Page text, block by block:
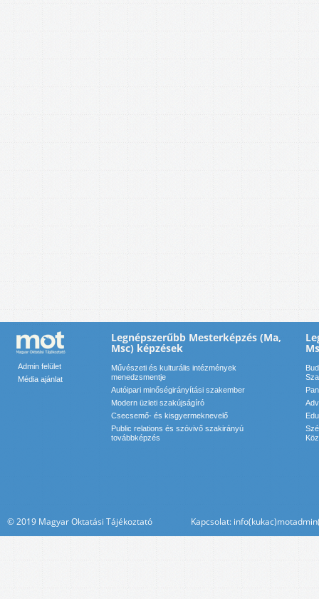
Admin felület
Média ajánlat
Legnépszerűbb Mesterképzés (Ma,
Msc) képzések
Művészeti és kulturális intézmények
menedzsmentje
Autóipari minőségirányítási szakember
Modern üzleti szakújságíró
Csecsemő- és kisgyermeknevelő
Public relations és szóvivő szakirányú
továbbképzés
© 2019 Magyar Oktatási Tájékoztató Kapcsolat: